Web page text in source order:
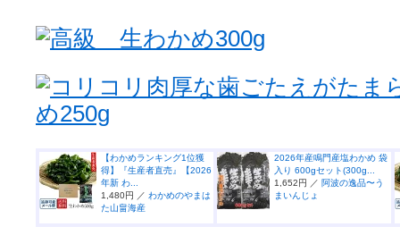
高級 生わかめ300g
コリコリ肉厚な歯ごたえがたま
め250g
【わかめランキング1位獲
得】『生産者直売』【2026
年新 わ...
1,480円 ／ わかめのやまは
た山畠海産
2026年産鳴門産塩わかめ 袋
入り 600gセット(300g...
1,652円 ／ 阿波の逸品〜う
まいんじょ